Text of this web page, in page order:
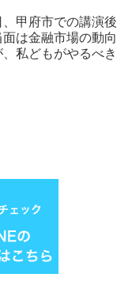
甲府市での講演後
は金融市場の動向
私どもがやるべき